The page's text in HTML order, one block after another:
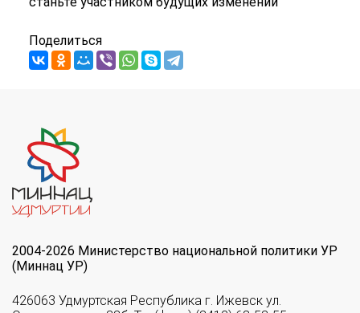
Поделиться
2004-2026 Министерство национальной политики УР
(Миннац УР)
426063 Удмуртская Республика г. Ижевск ул.